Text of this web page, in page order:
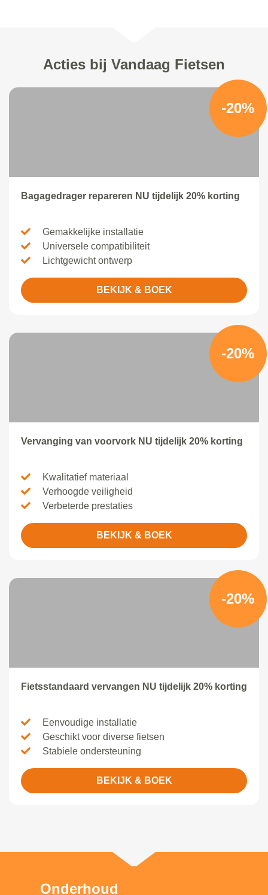
Acties bij Vandaag Fietsen
-20%
Bagagedrager repareren NU tijdelijk 20% korting
Gemakkelijke installatie
Universele compatibiliteit
Lichtgewicht ontwerp
BEKIJK & BOEK
-20%
Vervanging van voorvork NU tijdelijk 20% korting
Kwalitatief materiaal
Verhoogde veiligheid
Verbeterde prestaties
BEKIJK & BOEK
-20%
Fietsstandaard vervangen NU tijdelijk 20% korting
Eenvoudige installatie
Geschikt voor diverse fietsen
Stabiele ondersteuning
BEKIJK & BOEK
Onderhoud